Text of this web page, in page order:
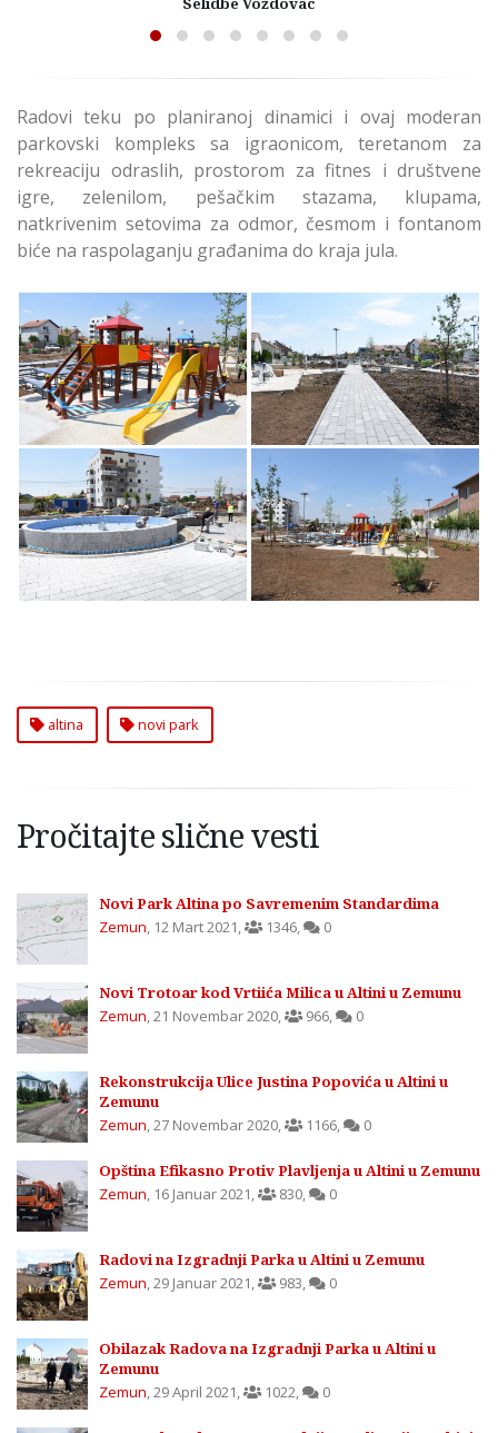
Radovi teku po planiranoj dinamici i ovaj moderan
parkovski kompleks sa igraonicom, teretanom za
rekreaciju odraslih, prostorom za fitnes i društvene
igre, zelenilom, pešačkim stazama, klupama,
natkrivenim setovima za odmor, česmom i fontanom
biće na raspolaganju građanima do kraja jula.
Uskoro Novi Park u
Altini u Zemunu
Uskoro Novi Park u
Altini u Zemunu
Uskoro Novi Park u
Altini u Zemunu
Uskoro Novi Park u
Altini u Zemunu
altina novi park
Pročitajte slične vesti
Novi Park Altina po Savremenim Standardima
Zemun, 12 Mart 2021, 1346, 0
Novi Trotoar kod Vrtiića Milica u Altini u Zemunu
Zemun,21 Novembar 2020, 966, 0
Rekonstrukcija Ulice Justina Popovića u Altini u
Zemunu
Zemun,27 Novembar 2020, 1166, 0
Opština Efikasno Protiv Plavljenja u Altini u Zemunu
Zemun, 16 Januar 2021, 830, 0
Radovi na Izgradnji Parka u Altini u Zemunu
Zemun,29 Januar 2021, 983, 0
Obilazak Radova na Izgradnji Parka u Altini u
Zemunu
Zemun,29 April 2021, 1022, 0